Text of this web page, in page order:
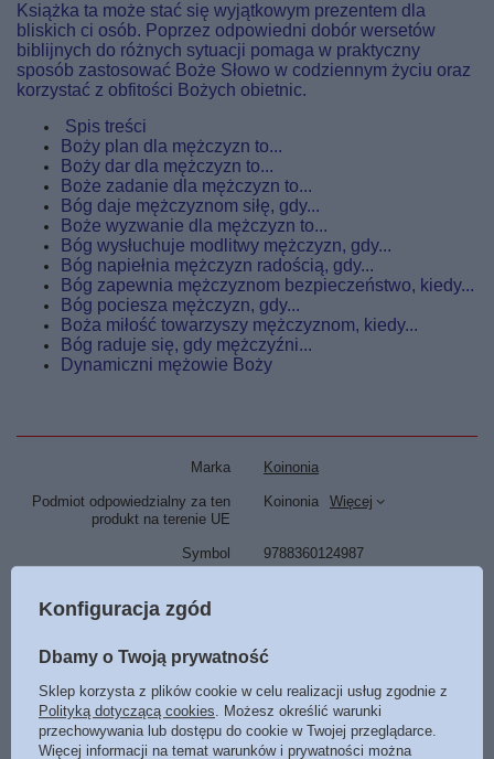
Książka ta może stać się wyjątkowym prezentem dla
bliskich ci osób. Poprzez odpowiedni dobór wersetów
biblijnych do różnych sytuacji pomaga w praktyczny
sposób zastosować Boże Słowo w codziennym życiu oraz
korzystać z obfitości Bożych obietnic.
Spis treści
Boży plan dla mężczyzn to...
Boży dar dla mężczyzn to...
Boże zadanie dla mężczyzn to...
Bóg daje mężczyznom siłę, gdy...
Boże wyzwanie dla mężczyzn to...
Bóg wysłuchuje modlitwy mężczyzn, gdy...
Bóg napiełnia mężczyzn radością, gdy...
Bóg zapewnia mężczyznom bezpieczeństwo, kiedy...
Bóg pociesza mężczyzn, gdy...
Boża miłość towarzyszy mężczyznom, kiedy...
Bóg raduje się, gdy mężczyźni...
Dynamiczni mężowie Boży
Marka Koinonia
Podmiot odpowiedzialny za ten
produkt na terenie UE
Koinonia Więcej
Symbol 9788360124987
Data wydania
Format 130 x 180 mm
Oprawa twarda
Liczba stron 232
Konfiguracja zgód
Dbamy o Twoją prywatność
Sklep korzysta z plików cookie w celu realizacji usług zgodnie z
Polityką dotyczącą cookies. Możesz określić warunki
przechowywania lub dostępu do cookie w Twojej przeglądarce.
Więcej informacji na temat warunków i prywatności można